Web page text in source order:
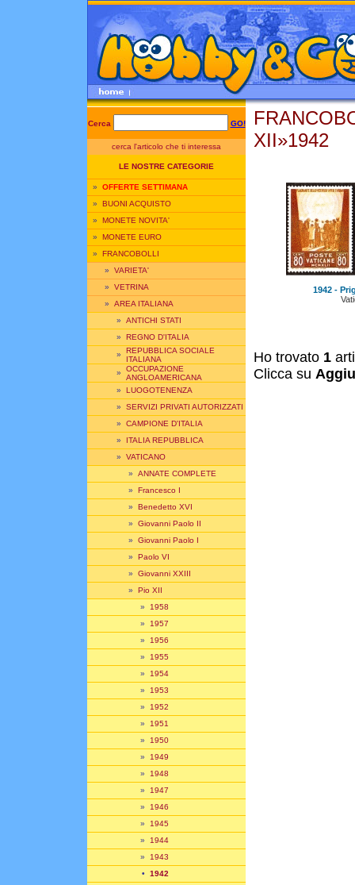
Cerca GO!
cerca l'articolo che ti interessa
LE NOSTRE CATEGORIE
» OFFERTE SETTIMANA
» BUONI ACQUISTO
» MONETE NOVITA'
» MONETE EURO
» FRANCOBOLLI
» VARIETA'
» VETRINA
» AREA ITALIANA
» ANTICHI STATI
» REGNO D'ITALIA
» REPUBBLICA SOCIALE
ITALIANA
» OCCUPAZIONE
ANGLOAMERICANA
» LUOGOTENENZA
» SERVIZI PRIVATI AUTORIZZATI
» CAMPIONE D'ITALIA
» ITALIA REPUBBLICA
» VATICANO
» ANNATE COMPLETE
» Francesco I
» Benedetto XVI
» Giovanni Paolo II
» Giovanni Paolo I
» Paolo VI
» Giovanni XXIII
» Pio XII
» 1958
» 1957
» 1956
» 1955
» 1954
» 1953
» 1952
» 1951
» 1950
» 1949
» 1948
» 1947
» 1946
» 1945
» 1944
» 1943
• 1942
XII»1942
1942 -
Ho trovato 1
Clicca su